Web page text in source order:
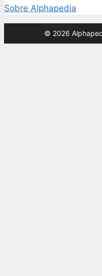
Sobre Alphapedia